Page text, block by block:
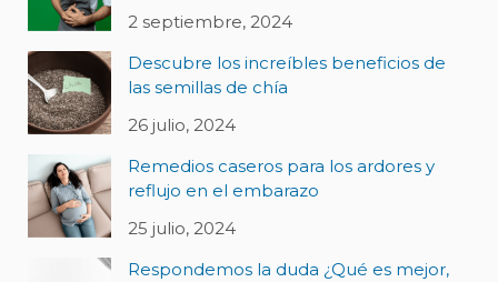
2 septiembre, 2024
Descubre los increíbles beneficios de
las semillas de chía
26 julio, 2024
Remedios caseros para los ardores y
reflujo en el embarazo
25 julio, 2024
Respondemos la duda ¿Qué es mejor,